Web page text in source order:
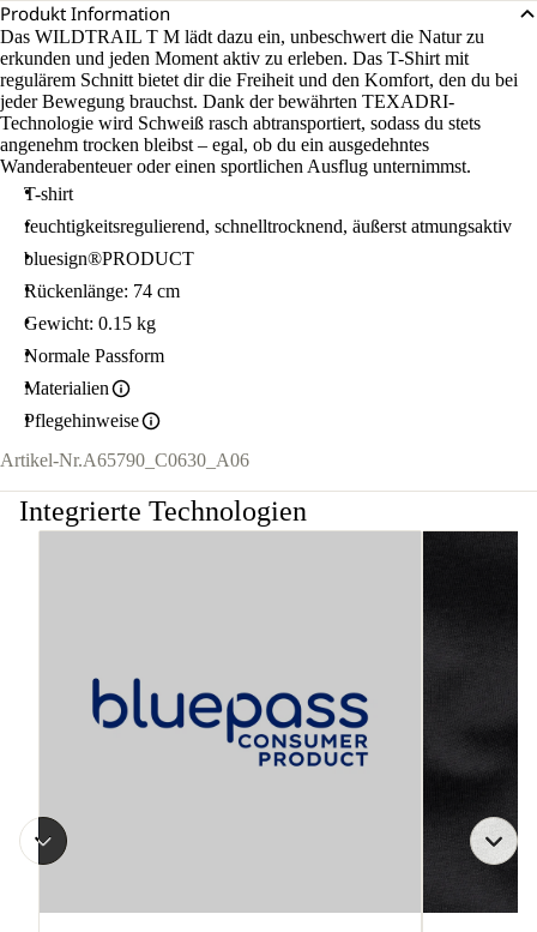
Produkt Information
Das WILDTRAIL T M lädt dazu ein, unbeschwert die Natur zu
erkunden und jeden Moment aktiv zu erleben. Das T-Shirt mit
regulärem Schnitt bietet dir die Freiheit und den Komfort, den du bei
jeder Bewegung brauchst. Dank der bewährten TEXADRI-
Technologie wird Schweiß rasch abtransportiert, sodass du stets
angenehm trocken bleibst – egal, ob du ein ausgedehntes
Wanderabenteuer oder einen sportlichen Ausflug unternimmst.
T-shirt
feuchtigkeitsregulierend, schnelltrocknend, äußerst atmungsaktiv
bluesign®PRODUCT
Rückenlänge: 74 cm
Gewicht: 0.15 kg
Normale Passform
Materialien
Pflegehinweise
Artikel-Nr.A65790_C0630_A06
Integrierte Technologien